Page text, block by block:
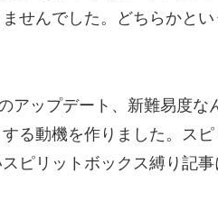
せんでした。どちらかと
アップデート、新難易度な
る動機を作りました。ス
ピリットボックス縛り記事